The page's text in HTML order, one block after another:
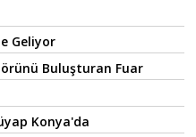
Geliyor
Buluşturan Fuar
Konya'da